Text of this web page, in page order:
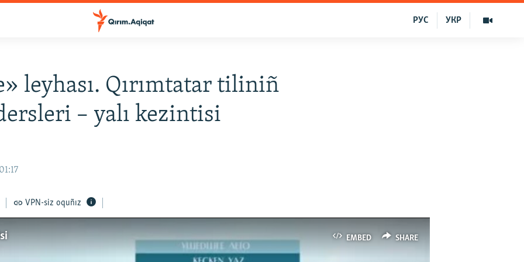
УКР
РУС
leyhası. Qırımtatar tiliniñ
– yalı kezintisi
VPN-siz oquñız
EMBED SHARE